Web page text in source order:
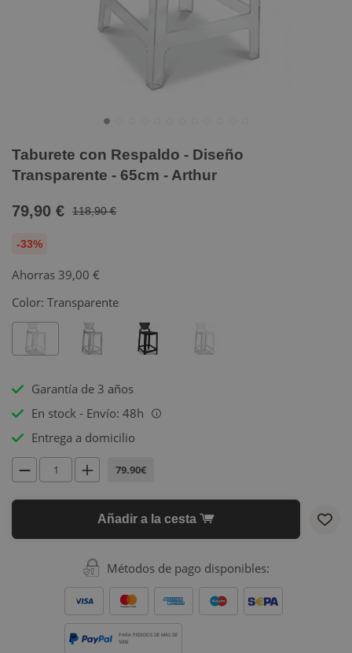
Taburete con Respaldo - Diseño
Transparente - 65cm - Arthur
79,90 € 118,90 €
-33%
Ahorras 39,00 €
Color: Transparente
Garantía de 3 años
En stock - Envío: 48h
i
Entrega a domicilio
79.90€
Añadir a la cesta
Métodos de pago disponibles:
PARA PEDIDOS DE MÁS DE
500€